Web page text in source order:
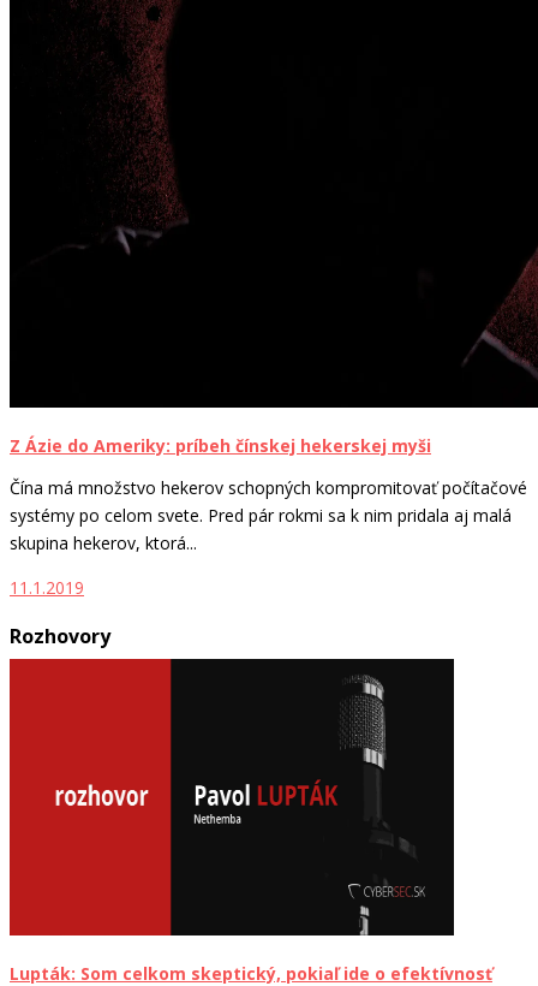
Z Ázie do Ameriky: príbeh čínskej hekerskej myši
Čína má množstvo hekerov schopných kompromitovať počítačové
systémy po celom svete. Pred pár rokmi sa k nim pridala aj malá
skupina hekerov, ktorá...
11.1.2019
Rozhovory
Lupták: Som celkom skeptický, pokiaľ ide o efektívnosť